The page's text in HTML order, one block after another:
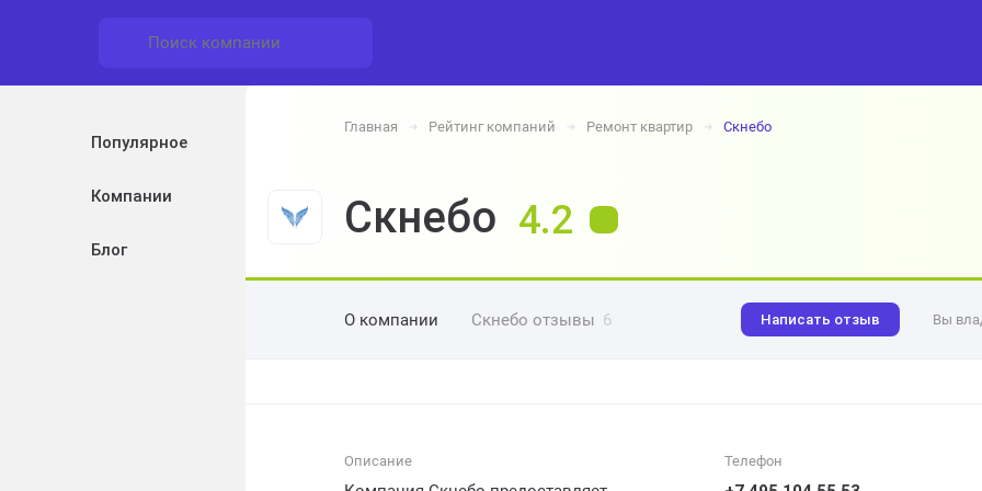
Популярное
Компании
Блог
Главная ➔ Рейтинг компаний ➔ Ремонт квартир ➔ Скнебо
Скнебо 4.2
О компании Скнебо отзывы 6 Написать отзыв Вы
Описание Телефон